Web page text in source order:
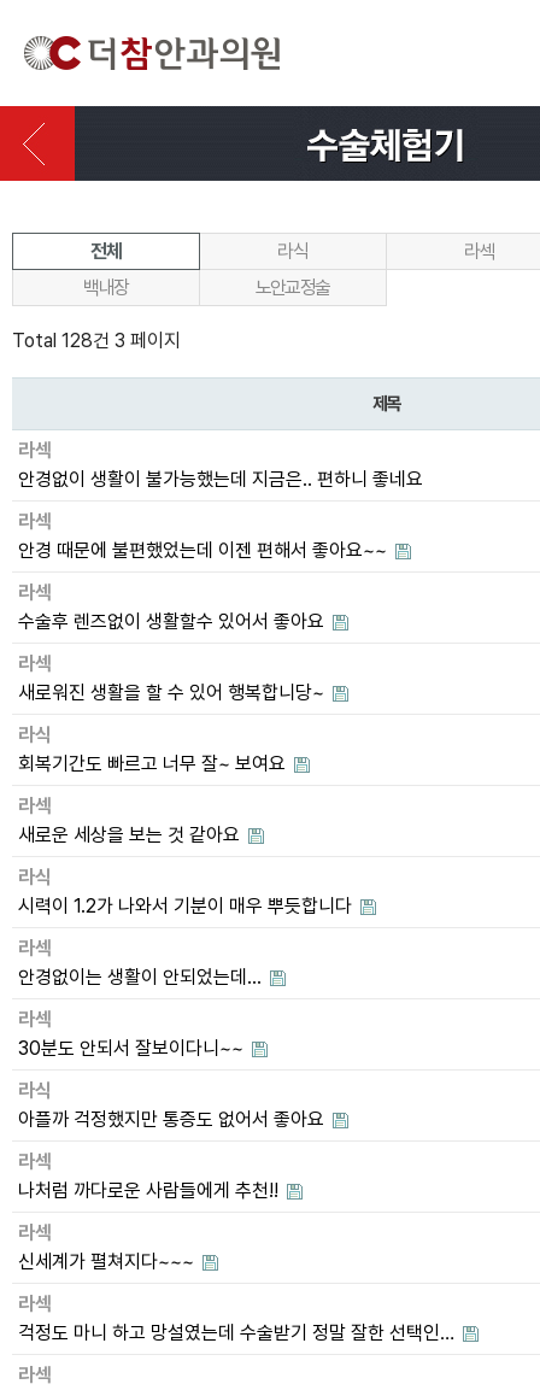
전체 라식
라섹
백내장
노안교정술
Total 128건 3 페이지
제목
라섹
안경없이 생활이 불가능했는데 지금은.. 편하니 좋네요
라섹
안경 때문에 불편했었는데 이젠 편해서 좋아요~~
라섹
수술후 렌즈없이 생활할수 있어서 좋아요
라섹
새로워진 생활을 할 수 있어 행복합니당~
라식
회복기간도 빠르고 너무 잘~ 보여요
라섹
새로운 세상을 보는 것 같아요
라식
시력이 1.2가 나와서 기분이 매우 뿌듯합니다
라섹
안경없이는 생활이 안되었는데...
라섹
30분도 안되서 잘보이다니~~
라식
아플까 걱정했지만 통증도 없어서 좋아요
라섹
나처럼 까다로운 사람들에게 추천!!
라섹
신세계가 펼쳐지다~~~
라섹
걱정도 마니 하고 망설였는데 수술받기 정말 잘한 선택인…
라섹